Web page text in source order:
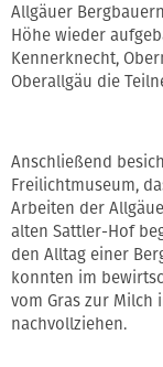
Allgäuer
Höhe wieder
Kennerknecht,
Oberallgäu die
Anschließend
Freilichtmuseum,
Arbeiten der
alten Sattler-Hof
den Alltag einer
konnten im
vom Gras zur Milch
nachvollziehen.